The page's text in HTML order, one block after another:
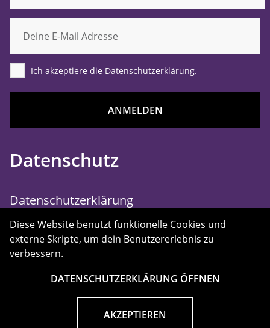
Ich akzeptiere die Datenschutzerklärung.
ANMELDEN
Datenschutz
Datenschutzerklärung
Copyright © 2026 TEXTILIA WATTWIL.
Alle Rechte vorbehalten.
Datenschutzerklärung|Impressum
Diese Website benutzt funktionelle Cookies und
externe Skripte, um dein Benutzererlebnis zu
verbessern.
DATENSCHUTZERKLÄRUNG ÖFFNEN
AKZEPTIEREN